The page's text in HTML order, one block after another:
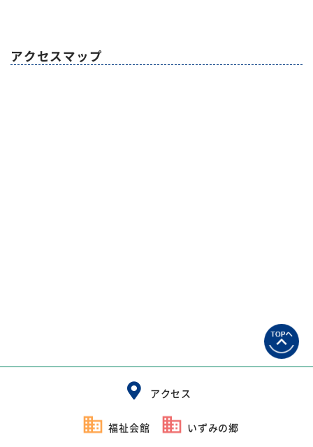
アクセスマップ
アクセス
福祉会館 いずみの郷